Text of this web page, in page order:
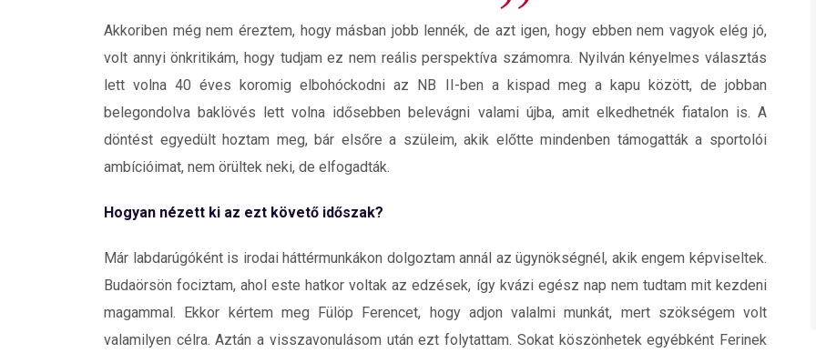
Akkoriben még nem éreztem, hogy másban jobb lennék, de azt igen, hogy ebben nem vagyok elég jó,
volt annyi önkritikám, hogy tudjam ez nem reális perspektíva számomra. Nyilván kényelmes választás
lett volna 40 éves koromig elbohóckodni az NB II-ben a kispad meg a kapu között, de jobban
belegondolva baklövés lett volna idősebben belevágni valami újba, amit elkedhetnék fiatalon is. A
döntést egyedült hoztam meg, bár elsőre a szüleim, akik előtte mindenben támogatták a sportolói
ambícióimat, nem örültek neki, de elfogadták.
Hogyan nézett ki az ezt követő időszak?
Már labdarúgóként is irodai háttérmunkákon dolgoztam annál az ügynökségnél, akik engem képviseltek.
Budaörsön fociztam, ahol este hatkor voltak az edzések, így kvázi egész nap nem tudtam mit kezdeni
magammal. Ekkor kértem meg Fülöp Ferencet, hogy adjon valalmi munkát, mert szökségem volt
valamilyen célra. Aztán a visszavonulásom után ezt folytattam. Sokat köszönhetek egyébként Ferinek